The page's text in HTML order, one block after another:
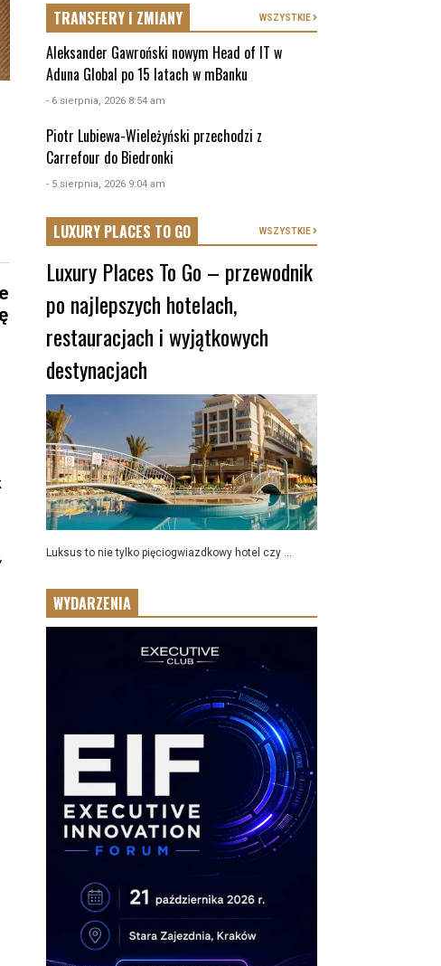
TRANSFERY I ZMIANY WSZYSTKIE
Aleksander Gawroński nowym Head of IT w
Aduna Global po 15 latach w mBanku
- 6 sierpnia, 2026 8:54 am
Piotr Lubiewa-Wieleżyński przechodzi z
Carrefour do Biedronki
- 5 sierpnia, 2026 9:04 am
LUXURY PLACES TO GO WSZYSTKIE
Luxury Places To Go – przewodnik
po najlepszych hotelach,
restauracjach i wyjątkowych
destynacjach
Luksus to nie tylko pięciogwiazdkowy hotel czy ...
WYDARZENIA